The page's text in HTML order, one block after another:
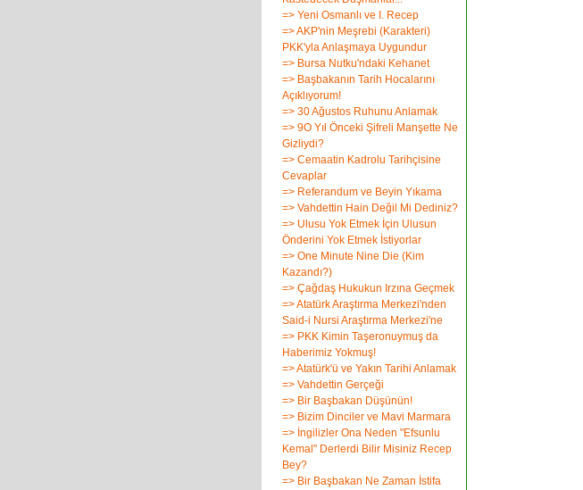
=> Yeni Osmanlı ve I. Recep
=> AKP'nin Meşrebi (Karakteri)
PKK'yla Anlaşmaya Uygundur
=> Bursa Nutku'ndaki Kehanet
=> Başbakanın Tarih Hocalarını
Açıklıyorum!
=> 30 Ağustos Ruhunu Anlamak
=> 9O Yıl Önceki Şifreli Manşette Ne
Gizliydi?
=> Cemaatin Kadrolu Tarihçisine
Cevaplar
=> Referandum ve Beyin Yıkama
=> Vahdettin Hain Değil Mi Dediniz?
=> Ulusu Yok Etmek İçin Ulusun
Önderini Yok Etmek İstiyorlar
=> One Minute Nine Die (Kim
Kazandı?)
=> Çağdaş Hukukun Irzına Geçmek
=> Atatürk Araştırma Merkezi'nden
Said-i Nursi Araştırma Merkezi'ne
=> PKK Kimin Taşeronuymuş da
Haberimiz Yokmuş!
=> Atatürk'ü ve Yakın Tarihi Anlamak
=> Vahdettin Gerçeği
=> Bir Başbakan Düşünün!
=> Bizim Dinciler ve Mavi Marmara
=> İngilizler Ona Neden "Efsunlu
Kemal" Derlerdi Bilir Misiniz Recep
Bey?
=> Bir Başbakan Ne Zaman İstifa